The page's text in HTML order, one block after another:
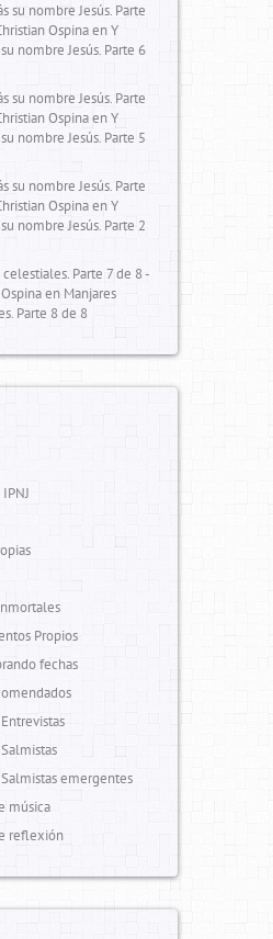
su nombre Jesús. Parte
OspinaenY
nombre Jesús. Parte 6
su nombre Jesús. Parte
OspinaenY
nombre Jesús. Parte 5
su nombre Jesús. Parte
OspinaenY
nombre Jesús. Parte 2
celestiales. Parte 7 de 8 -
en Manjares
Parte 8 de 8
Propios
fechas
emergentes
música
reflexión